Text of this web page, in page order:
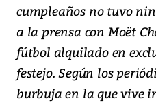
cumpleaños no tuvo
a la prensa con Moët
fútbol alquilado en
festejo. Según los
burbuja en la que vive